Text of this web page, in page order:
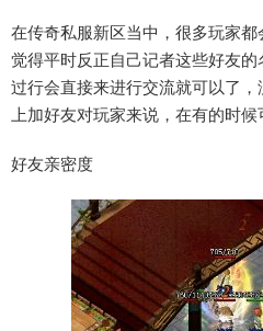
在传奇私服新区当中，很多玩家
觉得平时反正自己记者这些好友
过行会直接来进行交流就可以了
上加好友对玩家来说，在有的时候
好友亲密度